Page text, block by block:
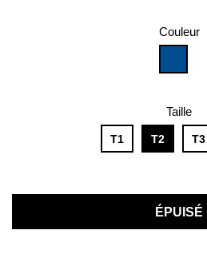
Couleur
Taille
T1 T2 T3
ÉPUISÉ